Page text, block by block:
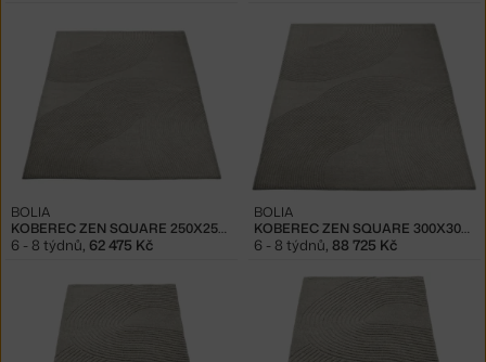
KOBEREC ZEN SQUARE 250X250, LIGHT GREY
BOLIA
6 - 8 týdnů, 62 475 Kč
KOBEREC ZEN SQUARE 300X300, LIGHT GREY
BOLIA
6 - 8 týdnů, 88 725 Kč